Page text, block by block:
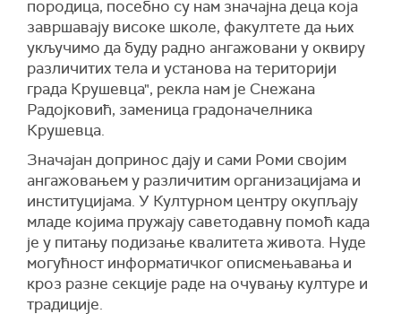
породица, посебно су нам значајна деца која
завршавају високе школе, факултете да њих
укључимо да буду радно ангажовани у оквиру
различитих тела и установа на територији
града Крушевца", рекла нам је Снежана
Радојковић, заменица градоначелника
Крушевца.
Значајан допринос дају и сами Роми својим
ангажовањем у различитим организацијама и
институцијама. У Културном центру окупљају
младе којима пружају саветодавну помоћ када
је у питању подизање квалитета живота. Нуде
могућност информатичког описмењавања и
кроз разне секције раде на очувању културе и
традиције.